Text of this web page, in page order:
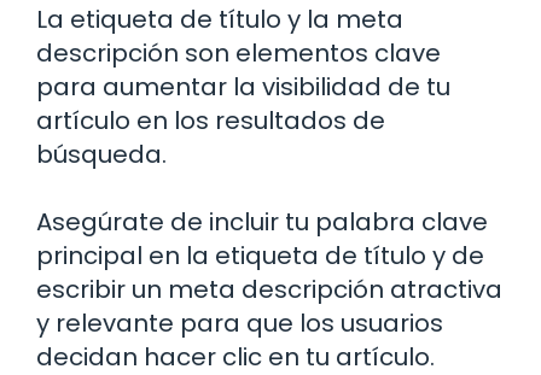
La etiqueta de título y la meta
descripción son elementos clave
para aumentar la visibilidad de tu
artículo en los resultados de
búsqueda.
Asegúrate de incluir tu palabra clave
principal en la etiqueta de título y de
escribir un meta descripción atractiva
y relevante para que los usuarios
decidan hacer clic en tu artículo.